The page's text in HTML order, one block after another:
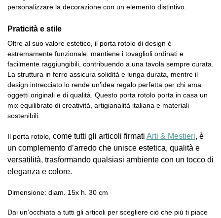
personalizzare la decorazione con un elemento distintivo.
Praticità e stile
Oltre al suo valore estetico, il porta rotolo di design è
estremamente funzionale: mantiene i tovaglioli ordinati e
facilmente raggiungibili, contribuendo a una tavola sempre curata.
La struttura in ferro assicura solidità e lunga durata, mentre il
design intrecciato lo rende un’idea regalo perfetta per chi ama
oggetti originali e di qualità. Questo porta rotolo porta in casa un
mix equilibrato di creatività, artigianalità italiana e materiali
sostenibili.
Il porta rotolo, come tutti gli articoli firmati Arti & Mestieri, è
un complemento d’arredo che unisce estetica, qualità e
versatilità, trasformando qualsiasi ambiente con un tocco di
eleganza e colore.
Dimensione: diam. 15x h. 30 cm
Dai un’occhiata a tutti gli articoli per scegliere ciò che più ti piace